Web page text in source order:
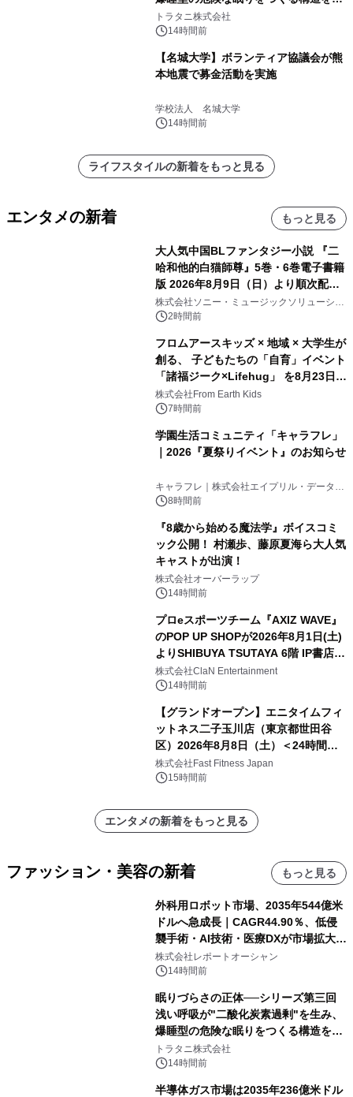
説
トラタニ株式会社
14時間前
【名城大学】ボランティア協議会が熊
本地震で募金活動を実施
学校法人 名城大学
14時間前
ライフスタイルの新着をもっと見る
エンタメの新着 もっと見る
大人気中国BLファンタジー小説 『二
哈和他的白猫師尊』5巻・6巻電子書籍
版 2026年8月9日（日）より順次配信
開始
株式会社ソニー・ミュージックソリューショ
ンズ2時間前
フロムアースキッズ × 地域 × 大学生が
創る、 子どもたちの「自育」イベント
「諸福ジーク×Lifehug」 を8月23日
(日)開催
株式会社From Earth Kids
7時間前
学園生活コミュニティ「キャラフレ」
｜2026『夏祭りイベント』のお知らせ
キャラフレ｜株式会社エイプリル・データ・
デザインズ
8時間前
『8歳から始める魔法学』ボイスコミ
ック公開！ 村瀬歩、藤原夏海ら大人気
キャストが出演！
株式会社オーバーラップ
14時間前
プロeスポーツチーム『AXIZ WAVE』
のPOP UP SHOPが2026年8月1日(土)
よりSHIBUYA TSUTAYA 6階 IP書店で
開催決定！！
株式会社ClaN Entertainment
14時間前
【グランドオープン】エニタイムフィ
ットネス二子玉川店（東京都世田谷
区）2026年8月8日（土）＜24時間年
中無休のフィットネスジム＞
株式会社Fast Fitness Japan
15時間前
エンタメの新着をもっと見る
ファッション・美容の新着 もっと見る
外科用ロボット市場、2035年544億米
ドルへ急成長｜CAGR44.90％、低侵
襲手術・AI技術・医療DXが市場拡大を
牽引
株式会社レポートオーシャン
14時間前
眠りづらさの正体──シリーズ第三回
浅い呼吸が"二酸化炭素過剰"を生み、
爆睡型の危険な眠りをつくる構造を解
説
トラタニ株式会社
14時間前
半導体ガス市場は2035年236億米ドル